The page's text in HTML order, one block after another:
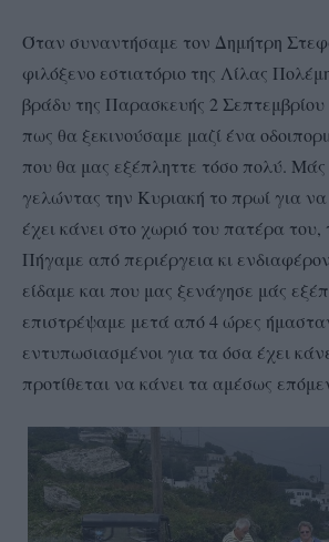
Όταν συναντήσαμε τον Δημήτρη
φιλόξενο εστιατόριο της Λίλας
βράδυ της Παρασκευής 2
πως θα ξεκινούσαμε μαζί ένα
που θα μας εξέπληττε τόσο πολύ.
γελώντας την Κυριακή το πρωί για να
έχει κάνει στο χωριό του πατέρα
Πήγαμε από περιέργεια κι
είδαμε και που μας ξενάγησε μάς
επιστρέψαμε μετά από 4 ώρες
εντυπωσιασμένοι για τα όσα έχει
προτίθεται να κάνει τα αμέσως